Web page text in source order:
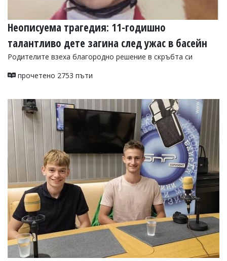
Неописуема трагедия: 11-годишно
талантливо дете загина след ужас в басейн
Родителите взеха благородно решение в скръбта си
прочетено 2753 пъти